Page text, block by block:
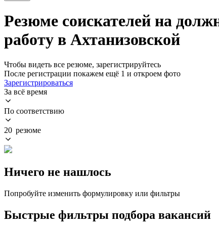
Резюме соискателей на
работу в Ахтанизовской
Чтобы видеть все резюме, зарегистрируйтесь
После регистрации покажем ещё 1 и откроем фото
Зарегистрироваться
За всё время
По соответствию
20 резюме
Ничего не нашлось
Попробуйте изменить формулировку или фильтры
Быстрые фильтры подбора вакансий